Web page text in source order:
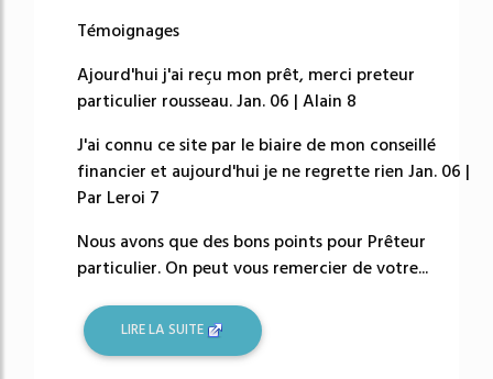
Témoignages
Ajourd'hui j'ai reçu mon prêt, merci preteur
particulier rousseau. Jan. 06 | Alain 8
J'ai connu ce site par le biaire de mon conseillé
financier et aujourd'hui je ne regrette rien Jan. 06 |
Par Leroi 7
Nous avons que des bons points pour Prêteur
particulier. On peut vous remercier de votre...
LIRE LA SUITE